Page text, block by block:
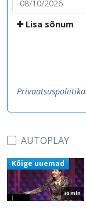
Lisa sõnum
Privaatsuspoliitika
AUTOPLAY
30 min
Kõige uuemad